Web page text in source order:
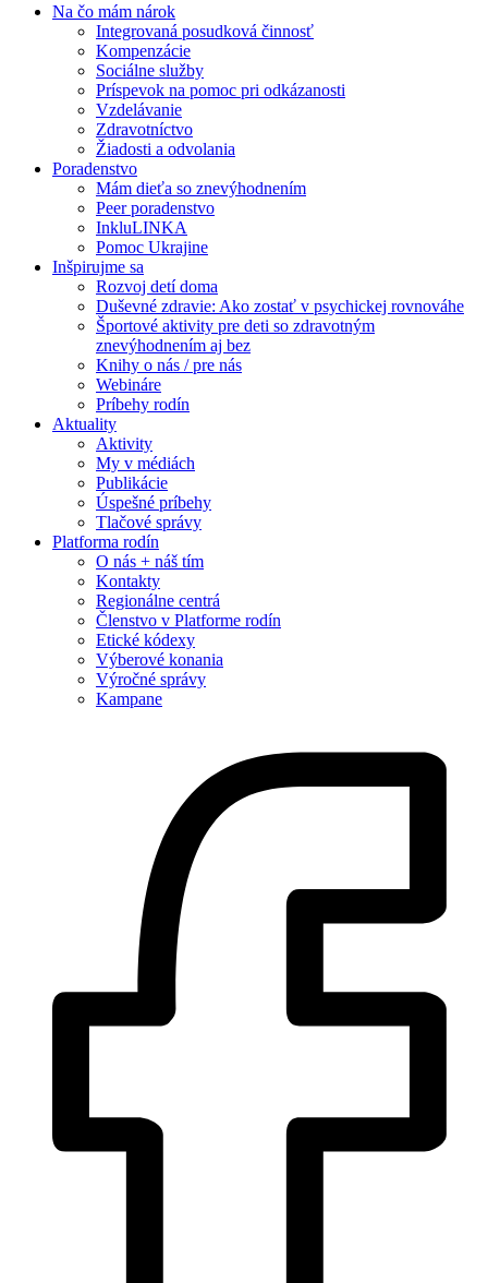
Na čo mám nárok
Integrovaná posudková činnosť
Kompenzácie
Sociálne služby
Príspevok na pomoc pri odkázanosti
Vzdelávanie
Zdravotníctvo
Žiadosti a odvolania
Poradenstvo
Mám dieťa so znevýhodnením
Peer poradenstvo
InkluLINKA
Pomoc Ukrajine
Inšpirujme sa
Rozvoj detí doma
Duševné zdravie: Ako zostať v psychickej rovnováhe
Športové aktivity pre deti so zdravotným
znevýhodnením aj bez
Knihy o nás / pre nás
Webináre
Príbehy rodín
Aktuality
Aktivity
My v médiách
Publikácie
Úspešné príbehy
Tlačové správy
Platforma rodín
O nás + náš tím
Kontakty
Regionálne centrá
Členstvo v Platforme rodín
Etické kódexy
Výberové konania
Výročné správy
Kampane